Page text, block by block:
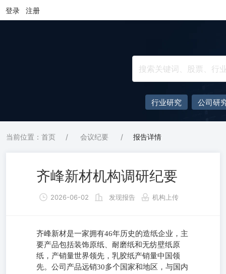
登录 注册
行业研究 公司研
当前位置：首页 / 会议纪要 / 报告详情
齐峰新材机构调研纪要
2026-06-02 发现报告 机构上传
齐峰新材是一家拥有46年历史的造纸企业，主
要产品包括装饰原纸、耐磨纸和无纺壁纸原
纸，产销量世界领先，乳胶纸产销量中国领
先。公司产品远销30多个国家和地区，与国内